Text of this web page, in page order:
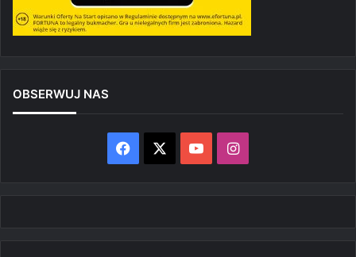
OBSERWUJ NAS
Facebook YouTubeInstagram